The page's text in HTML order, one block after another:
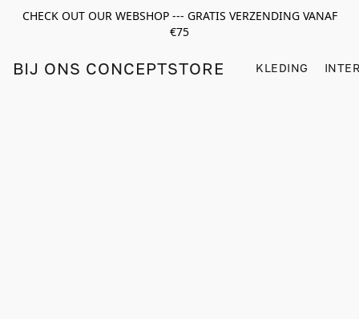
CHECK OUT OUR WEBSHOP --- GRATIS VERZENDING VANAF
€75
BIJ ONS CONCEPTSTORE KLEDING